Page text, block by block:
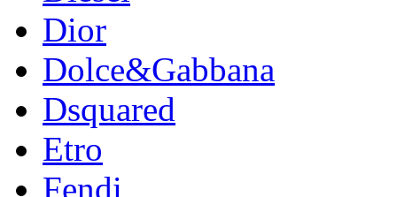
Dior
Dolce&Gabbana
Dsquared
Etro
Fendi